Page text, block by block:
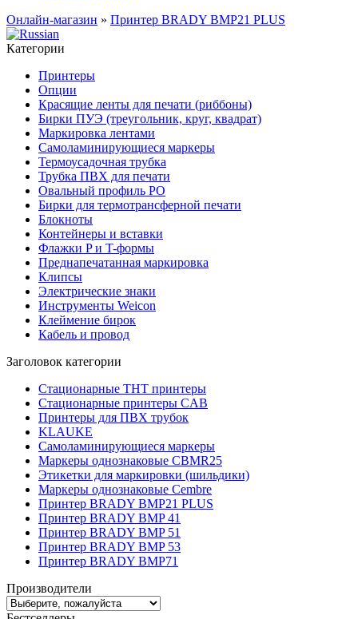
Онлайн-магазин » Принтер BRADY BMP21 PLUS
Категории
Принтеры
Опции
Красящие ленты для печати (риббоны)
Бирки ПУЭ (треугольник, круг, квадрат)
Маркировка лентами
Самоламинирующиеся маркеры
Термоусадочная трубка
Трубка ПВХ для печати
Овальный профиль PO
Бирки для термотрансферной печати
Блокноты
Контейнеры и вставки
Флажки P и T-формы
Преднапечатанная маркировка
Клипсы
Электрические знаки
Инструменты Weicon
Клеймение бирок
Кабель и провод
Заголовок категории
Стационарные THT принтеры
Стационарные принтеры CAB
Принтеры для ПВХ трубок
KLAUKE
Самоламинирующиеся маркеры
Маркеры однознаковые CBMR25
Этикетки для маркировки (шильдики)
Маркеры однознаковые Cembre
Принтер BRADY BMP21 PLUS
Принтер BRADY BMP 41
Принтер BRADY BMP 51
Принтер BRADY BMP 53
Принтер BRADY BMP71
Производители